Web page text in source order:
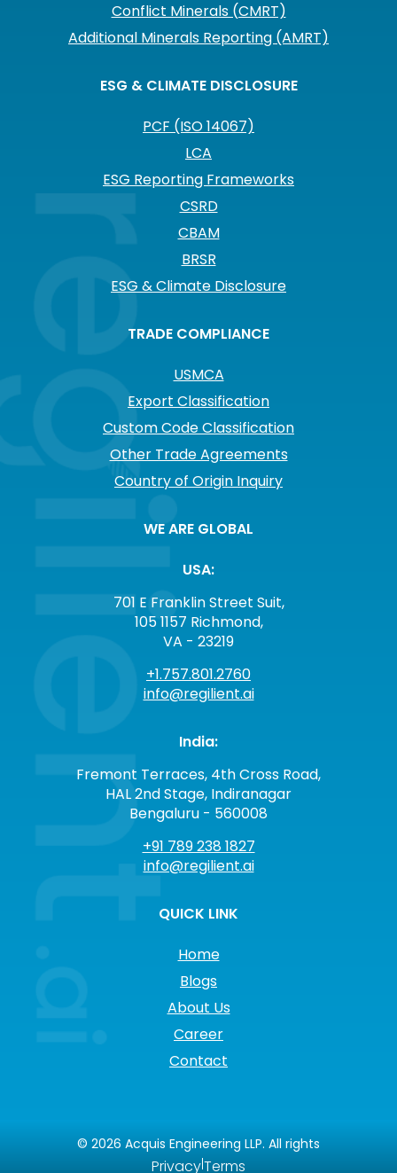
Conflict Minerals (CMRT)
Additional Minerals Reporting (AMRT)
ESG & CLIMATE DISCLOSURE
PCF (ISO 14067)
LCA
ESG Reporting Frameworks
CSRD
CBAM
BRSR
ESG & Climate Disclosure
TRADE COMPLIANCE
USMCA
Export Classification
Custom Code Classification
Other Trade Agreements
Country of Origin Inquiry
WE ARE GLOBAL
USA:
701 E Franklin Street Suit,
105 1157 Richmond,
VA - 23219
+1.757.801.2760
info@regilient.ai
India:
Fremont Terraces, 4th Cross Road,
HAL 2nd Stage, Indiranagar
Bengaluru - 560008
+91 789 238 1827
info@regilient.ai
QUICK LINK
Home
Blogs
About Us
Career
Contact
© 2026 Acquis Engineering LLP. All rights
PrivacyTerms